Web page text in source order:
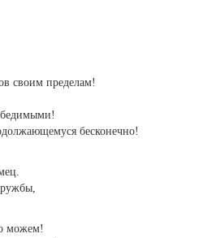
своим пределам!
бесконечно!
можем!